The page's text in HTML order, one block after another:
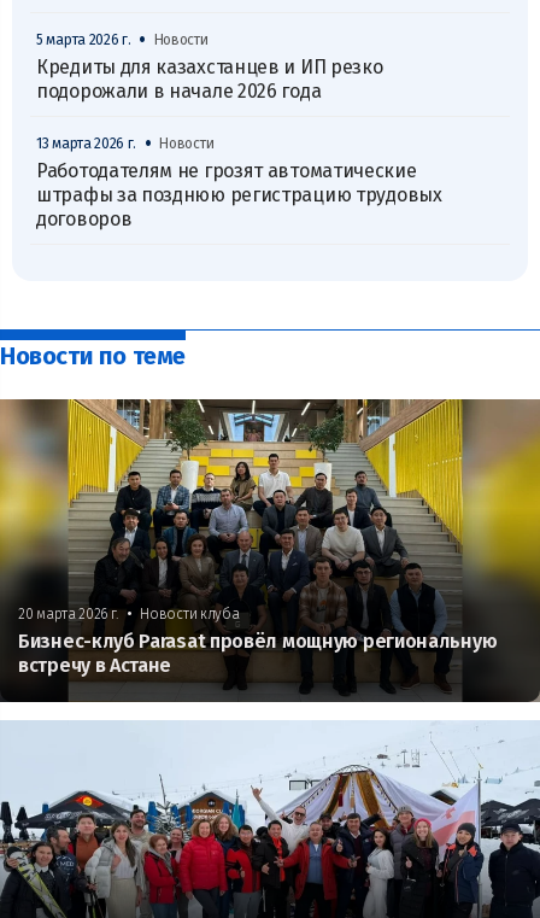
5 марта 2026 г. • Новости
Кредиты для казахстанцев и ИП резко
подорожали в начале 2026 года
13 марта 2026 г. • Новости
Работодателям не грозят автоматические
штрафы за позднюю регистрацию трудовых
договоров
Новости по теме
20 марта 2026 г. • Новости клуба
Бизнес-клуб Parasat провёл мощную региональную
встречу в Астане